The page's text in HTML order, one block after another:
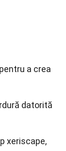
a crea
datorită
xeriscape,